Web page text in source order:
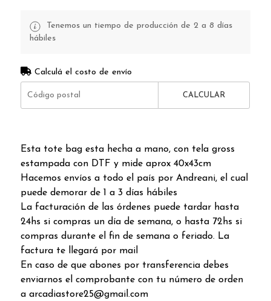
Tenemos un tiempo de producción de 2 a 8 días
hábiles
Calculá el costo de envío
CALCULAR
Esta tote bag esta hecha a mano, con tela gross
estampada con DTF y mide aprox 40x43cm
Hacemos envíos a todo el país por Andreani, el cual
puede demorar de 1 a 3 días hábiles
La facturación de las órdenes puede tardar hasta
24hs si compras un día de semana, o hasta 72hs si
compras durante el fin de semana o feriado. La
factura te llegará por mail
En caso de que abones por transferencia debes
enviarnos el comprobante con tu número de orden
a arcadiastore25@gmail.com